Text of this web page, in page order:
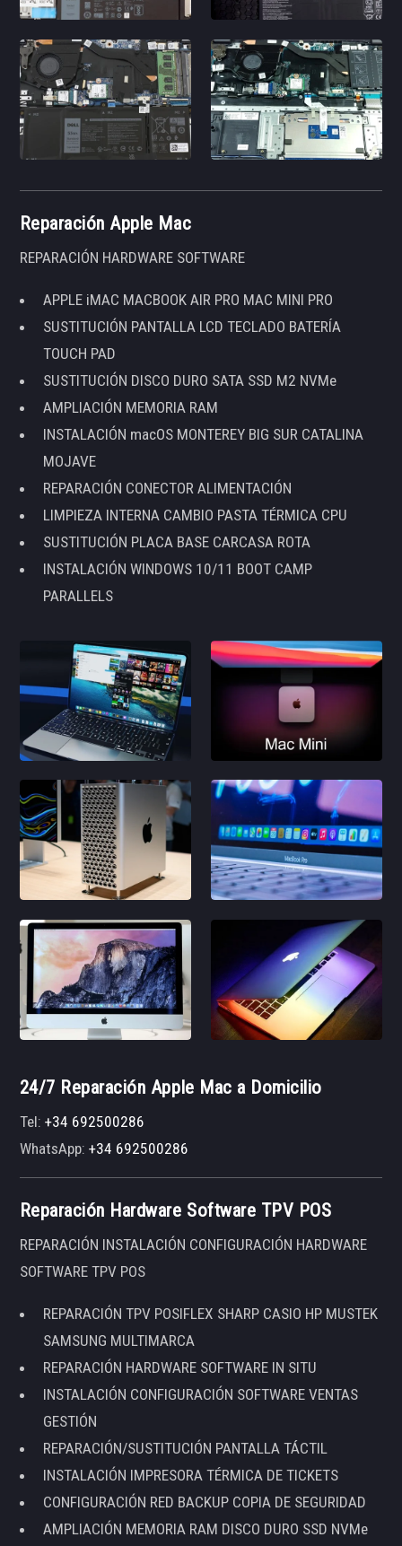
Reparación Apple Mac
REPARACIÓN HARDWARE SOFTWARE
APPLE iMAC MACBOOK AIR PRO MAC MINI PRO
SUSTITUCIÓN PANTALLA LCD TECLADO BATERÍA
TOUCH PAD
SUSTITUCIÓN DISCO DURO SATA SSD M2 NVMe
AMPLIACIÓN MEMORIA RAM
INSTALACIÓN macOS MONTEREY BIG SUR CATALINA
MOJAVE
REPARACIÓN CONECTOR ALIMENTACIÓN
LIMPIEZA INTERNA CAMBIO PASTA TÉRMICA CPU
SUSTITUCIÓN PLACA BASE CARCASA ROTA
INSTALACIÓN WINDOWS 10/11 BOOT CAMP
PARALLELS
24/7 Reparación Apple Mac a Domicilio
Tel:+34 692500286
WhatsApp:+34 692500286
Reparación Hardware Software TPV POS
REPARACIÓN INSTALACIÓN CONFIGURACIÓN HARDWARE
SOFTWARE TPV POS
REPARACIÓN TPV POSIFLEX SHARP CASIO HP MUSTEK
SAMSUNG MULTIMARCA
REPARACIÓN HARDWARE SOFTWARE IN SITU
INSTALACIÓN CONFIGURACIÓN SOFTWARE VENTAS
GESTIÓN
REPARACIÓN/SUSTITUCIÓN PANTALLA TÁCTIL
INSTALACIÓN IMPRESORA TÉRMICA DE TICKETS
CONFIGURACIÓN RED BACKUP COPIA DE SEGURIDAD
AMPLIACIÓN MEMORIA RAM DISCO DURO SSD NVMe